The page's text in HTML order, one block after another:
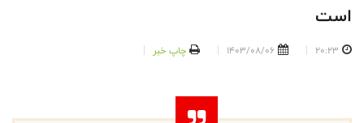
است
20:23
1403/08/06 چاپ خبر